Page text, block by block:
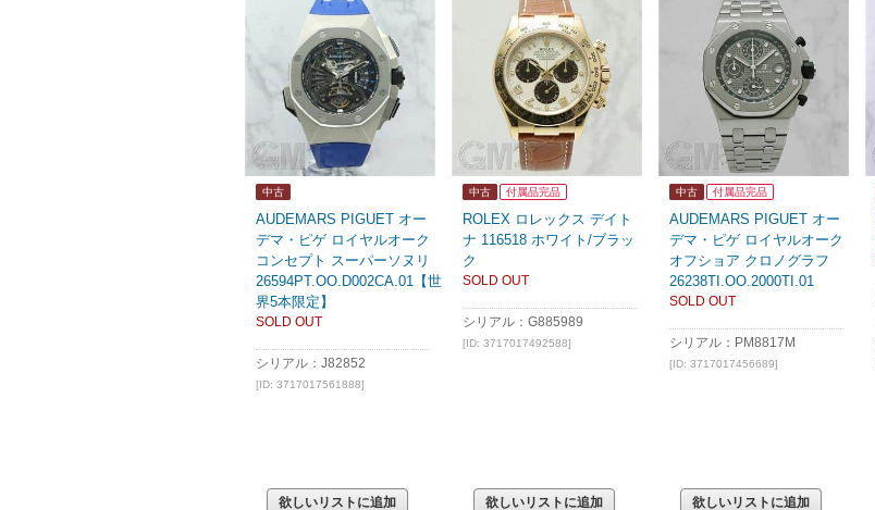
中古
AUDEMARS PIGUET オー
デマ・ピゲ ロイヤルオーク
コンセプト スーパーソヌリ
26594PT.OO.D002CA.01【世
界5本限定】
SOLD OUT
シリアル：J82852
[ID: 3717017561888]
欲しいリストに追加
中古 付属品完品
ROLEX ロレックス デイト
ナ 116518 ホワイト/ブラッ
ク
SOLD OUT
シリアル：G885989
[ID: 3717017492588]
欲しいリストに追加
中古 付属品完品
AUDEMARS PIGUET オー
デマ・ピゲ ロイヤルオーク
オフショア クロノグラフ
26238TI.OO.2000TI.01
SOLD OUT
シリアル：PM8817M
[ID: 3717017456689]
欲しいリストに追加